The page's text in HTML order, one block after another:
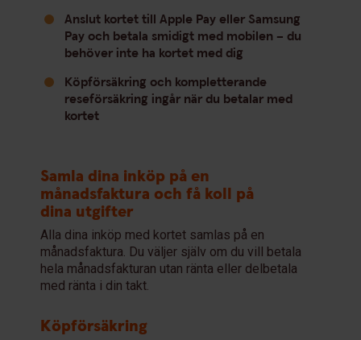
Anslut kortet till Apple Pay eller Samsung
Pay och betala smidigt med mobilen – du
behöver inte ha kortet med dig
Köpförsäkring och kompletterande
reseförsäkring ingår när du betalar med
kortet
Samla dina inköp på en
månadsfaktura och få koll på
dina utgifter
Alla dina inköp med kortet samlas på en
månadsfaktura. Du väljer själv om du vill betala
hela månadsfakturan utan ränta eller delbetala
med ränta i din takt.
Köpförsäkring